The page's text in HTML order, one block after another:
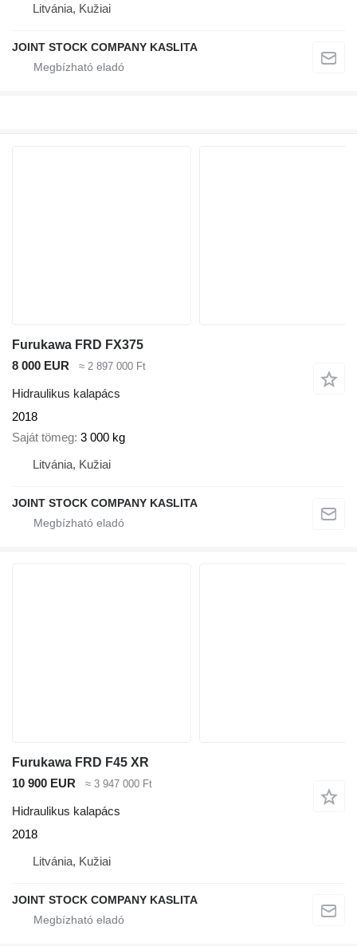
Litvánia, Kužiai
JOINT STOCK COMPANY KASLITA
Furukawa FRD FX375
8 000 EUR
≈ 2 897 000 Ft
Hidraulikus kalapács
2018
Saját tömeg 3 000 kg
Litvánia, Kužiai
JOINT STOCK COMPANY KASLITA
Furukawa FRD F45 XR
10 900 EUR
≈ 3 947 000 Ft
Hidraulikus kalapács
2018
Litvánia, Kužiai
JOINT STOCK COMPANY KASLITA